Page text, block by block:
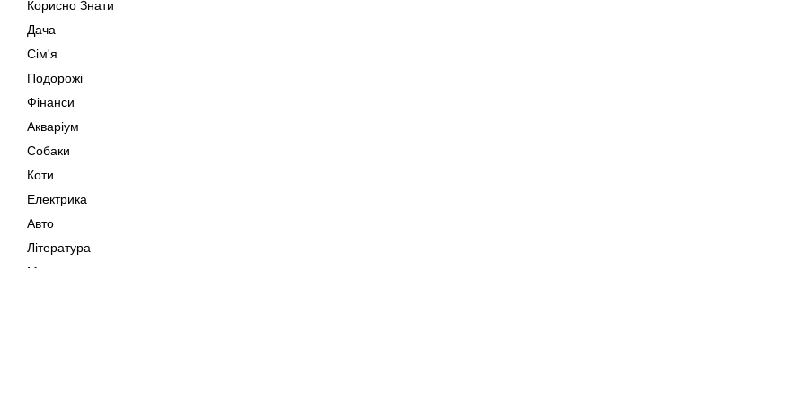
Корисно Знати
Дача
Сім'я
Подорожі
Фінанси
Акваріум
Собаки
Коти
Електрика
Авто
Література
Музика